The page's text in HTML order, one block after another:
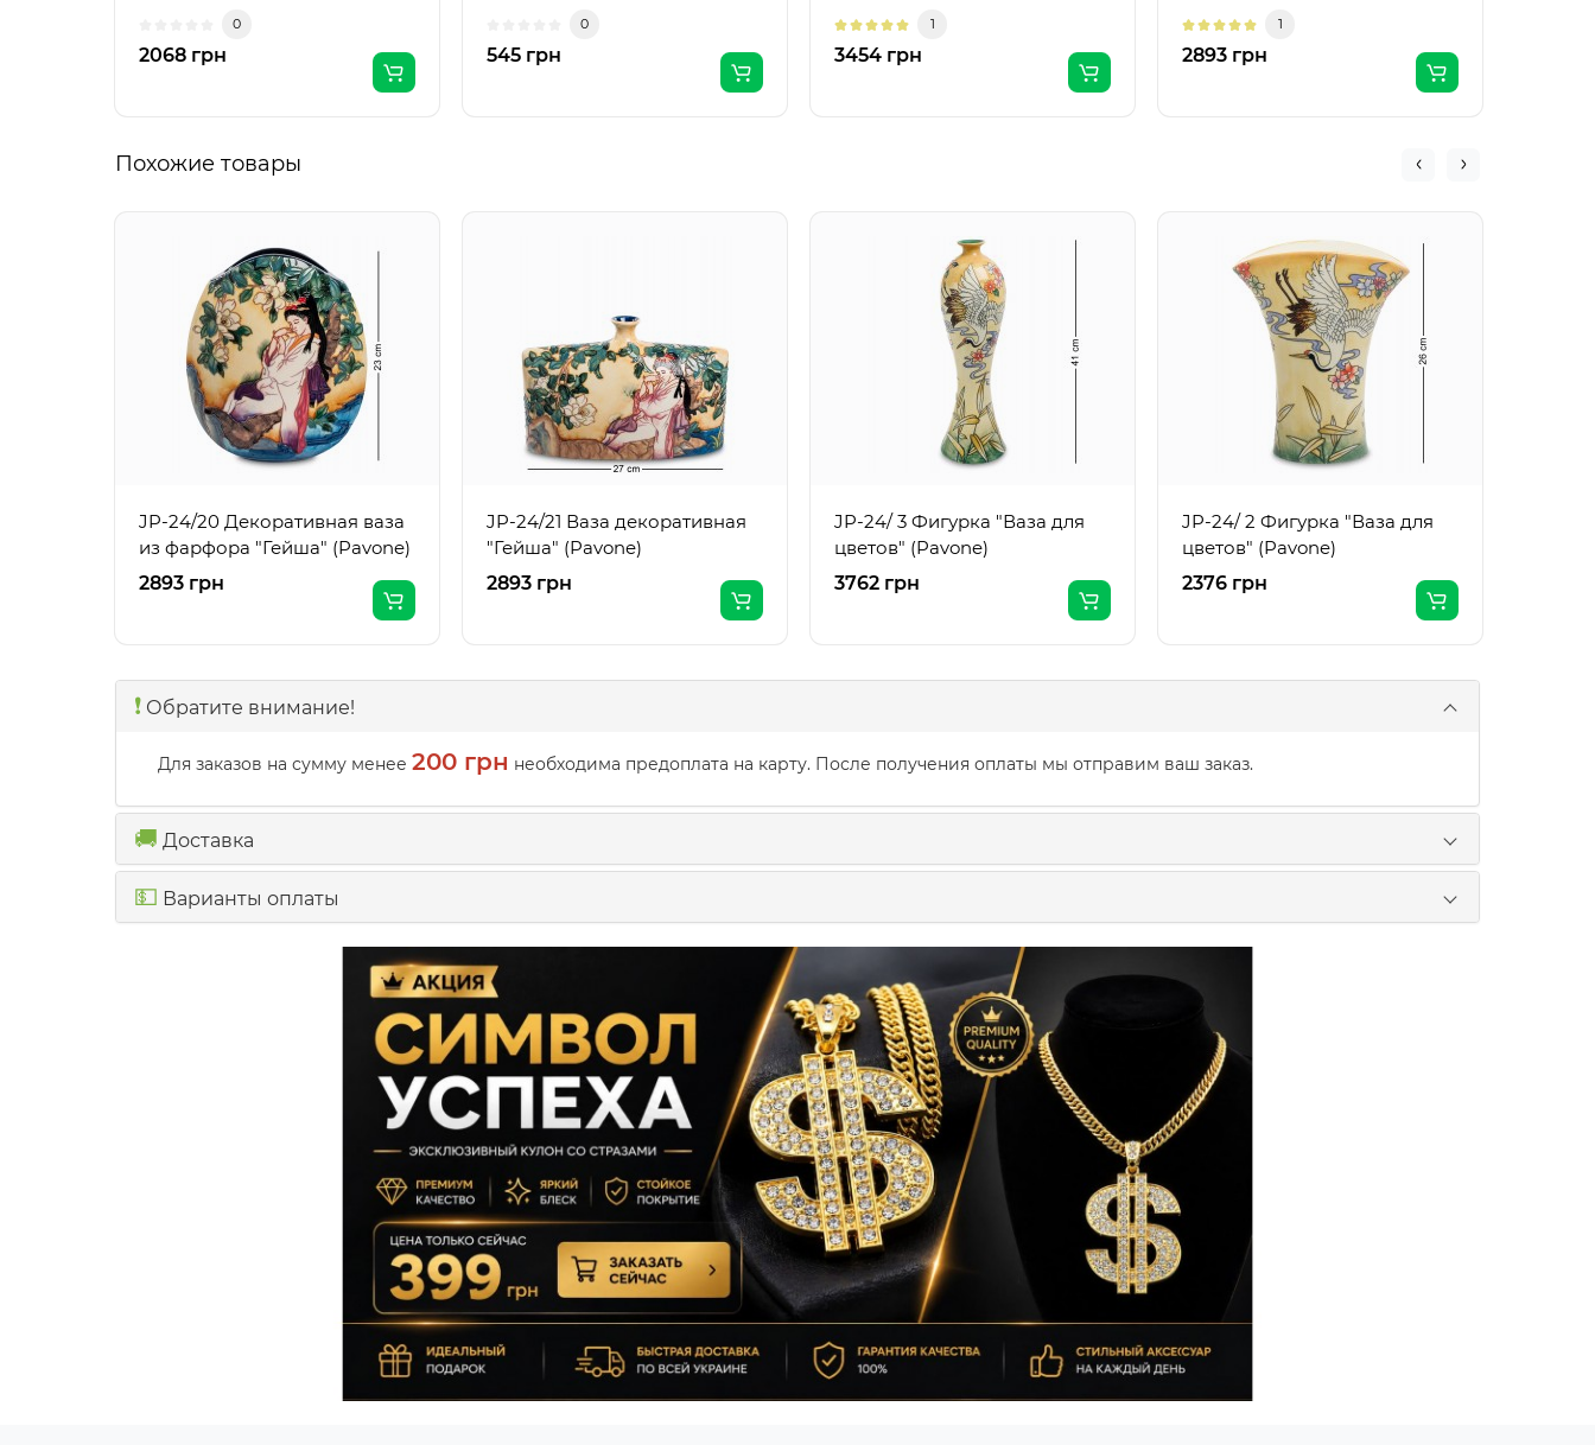
0
2068 грн
0
545 грн
1
3454 грн
1
2893 грн
Похожие товары
JP-24/20 Декоративная ваза
из фарфора "Гейша" (Pavone)
2893 грн
JP-24/21 Ваза декоративная
"Гейша" (Pavone)
2893 грн
JP-24/ 3 Фигурка "Ваза для
цветов" (Pavone)
3762 грн
JP-24/ 2 Фигурка "Ваза для
цветов" (Pavone)
2376 грн
❗️ Обратите внимание!
Для заказов на сумму менее 200 грн необходима предоплата на карту. После получения оплаты мы отправим ваш заказ.
🚚 Доставка
💵 Варианты оплаты